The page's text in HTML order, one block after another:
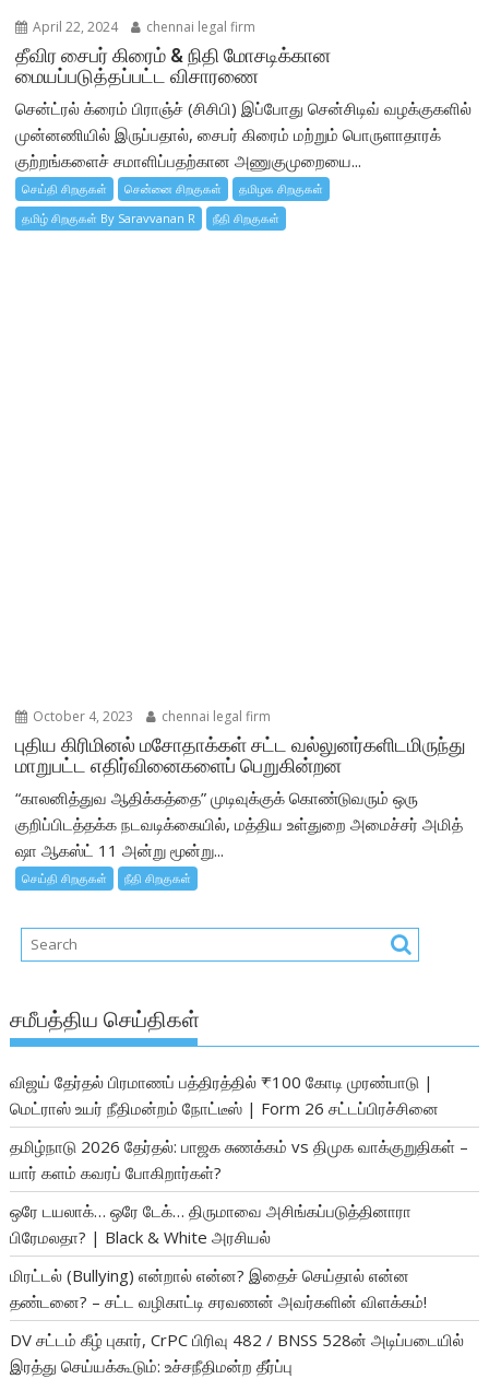
April 22, 2024 chennai legal firm
தீவிர சைபர் கிரைம் & நிதி மோசடிக்கான
மையப்படுத்தப்பட்ட விசாரணை
சென்ட்ரல் க்ரைம் பிராஞ்ச் (சிசிபி) இப்போது சென்சிடிவ் வழக்குகளில்
முன்னணியில் இருப்பதால், சைபர் கிரைம் மற்றும் பொருளாதாரக்
குற்றங்களைச் சமாளிப்பதற்கான அணுகுமுறையை...
செய்தி சிறகுகள் சென்னை சிறகுகள்
தமிழக சிறகுகள்
தமிழ் சிறகுகள் By Saravvanan R
நீதி சிறகுகள்
October 4, 2023 chennai legal firm
புதிய கிரிமினல் மசோதாக்கள் சட்ட வல்லுனர்களிடமிருந்து
மாறுபட்ட எதிர்வினைகளைப் பெறுகின்றன
“காலனித்துவ ஆதிக்கத்தை” முடிவுக்குக் கொண்டுவரும் ஒரு
குறிப்பிடத்தக்க நடவடிக்கையில், மத்திய உள்துறை அமைச்சர் அமித்
ஷா ஆகஸ்ட் 11 அன்று மூன்று...
செய்தி சிறகுகள் நீதி சிறகுகள்
சமீபத்திய செய்திகள்
விஜய் தேர்தல் பிரமாணப் பத்திரத்தில் ₹100 கோடி முரண்பாடு |
மெட்ராஸ் உயர் நீதிமன்றம் நோட்டீஸ் | Form 26 சட்டப்பிரச்சினை
தமிழ்நாடு 2026 தேர்தல்: பாஜக சுணக்கம் vs திமுக வாக்குறுதிகள் –
யார் களம் கவரப் போகிறார்கள்?
ஒரே டயலாக்… ஒரே டேக்… திருமாவை அசிங்கப்படுத்தினாரா
பிரேமலதா? | Black & White அரசியல்
மிரட்டல் (Bullying) என்றால் என்ன? இதைச் செய்தால் என்ன
தண்டனை? – சட்ட வழிகாட்டி சரவணன் அவர்களின் விளக்கம்!
DV சட்டம் கீழ் புகார், CrPC பிரிவு 482 / BNSS 528ன் அடிப்படையில்
இரத்து செய்யக்கூடும்: உச்சநீதிமன்ற தீர்ப்பு